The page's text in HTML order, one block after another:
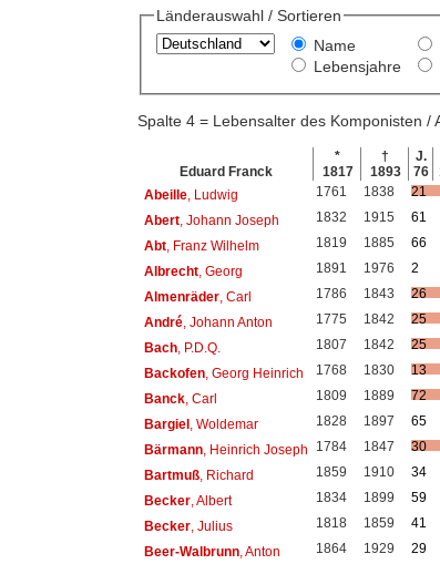
Länderauswahl / Sortieren
Name
Lebensjahre
Spalte 4 = Lebensalter des Komponisten
Eduard Franck
*
1817
†
1893
J.
76
Abeille, Ludwig 1761 1838
21
Abert, Johann Joseph 1832 1915
61
Abt, Franz Wilhelm 1819 1885
66
Albrecht, Georg 1891 1976
2
Almenräder, Carl 1786 1843
26
André, Johann Anton 1775 1842
25
Bach, P.D.Q. 1807 1842
25
Backofen, Georg Heinrich 1768 1830
13
Banck, Carl 1809 1889
72
Bargiel, Woldemar 1828 1897
65
Bärmann, Heinrich Joseph 1784 1847
30
Bartmuß, Richard 1859 1910
34
Becker, Albert 1834 1899
59
Becker, Julius 1818 1859
41
Beer-Walbrunn, Anton 1864 1929
29